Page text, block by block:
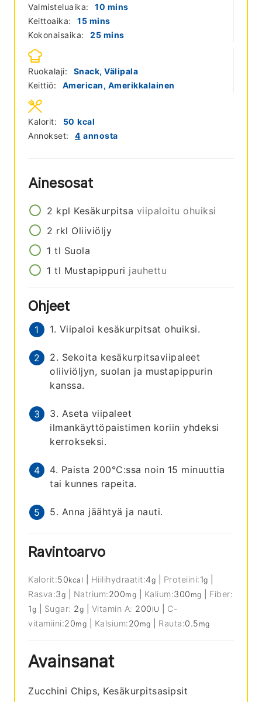
Valmisteluaika: 10 minutes
mins
Keittoaika:
15minutes
mins
Kokonaisaika:
25minutes
mins
Ruokalaji:
Snack, Välipala
Keittiö:
American, Amerikkalainen
Annokset: 4 annosta
Kalorit: 50 kcal
Ainesosat
2 kpl Kesäkurpitsa viipaloitu ohuiksi
2 rkl Oliiviöljy
1 tl Suola
1 tl Mustapippuri jauhettu
Ohjeet
1. Viipaloi kesäkurpitsat ohuiksi.
2. Sekoita kesäkurpitsaviipaleet
oliiviöljyn, suolan ja mustapippurin
kanssa.
3. Aseta viipaleet
ilmankäyttöpaistimen koriin yhdeksi
kerrokseksi.
4. Paista 200°C:ssa noin 15 minuuttia
tai kunnes rapeita.
5. Anna jäähtyä ja nauti.
Ravintoarvo
Kalorit:50kcal Hiilihydraatit:4g Proteiini:1g
Rasva:3g Natrium:200mg Kalium:300 mg
Fiber:
1g Sugar: 2g Vitamin A: 200 IU
C-
vitamiini:20mg Kalsium:20 mg Rauta:0.5 mg
Avainsanat
Zucchini Chips, Kesäkurpitsasipsit